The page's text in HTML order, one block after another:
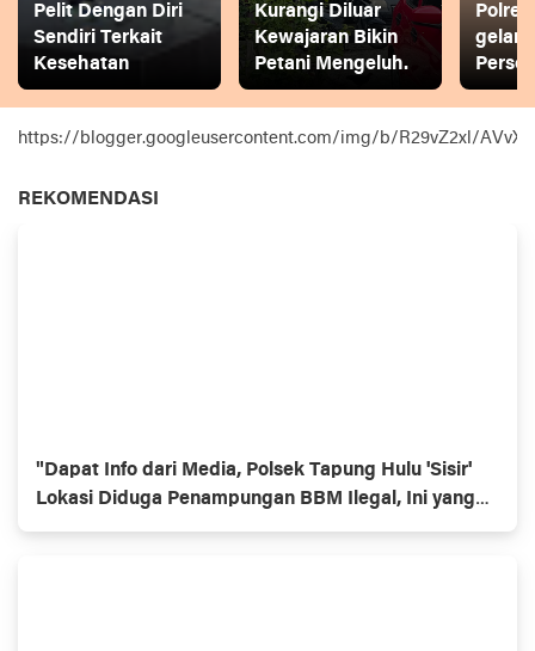
Pelit Dengan Diri
Sendiri Terkait
Kesehatan
Kurangi Diluar
Kewajaran Bikin
Petani Mengeluh.
gelar
https://blogger.googleusercontent.com/img/b/R29vZ2xl/
REKOMENDASI
"Dapat Info dari Media, Polsek Tapung Hulu 'Sisir'
Lokasi Diduga Penampungan BBM Ilegal, Ini yang
Ditemukan!"